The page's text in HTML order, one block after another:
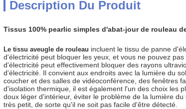
Description Du Produit
Tissus 100% pearlic simples d'abat-jour de rouleau
Le tissu aveugle de rouleau incluent le tissu de panne
d'électricité peut bloquer les yeux, et vous ne pouvez
d'électricité peut effectivement bloquer des rayons
d'électricité. Il convient aux endroits avec la lumière du
coucher et des salles de vidéoconférence, des fenêtres
d'isolation thermique, il est également l'un des choix les
doux léger d'intérieur, éviter le problème de la lumière
très petit, de sorte qu'il ne soit pas facile d'être détecté.